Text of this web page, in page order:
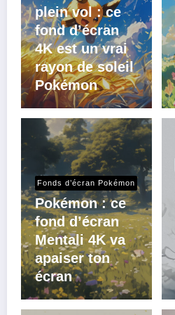
plein vol : ce
fond d’écran
4K est un vrai
rayon de soleil
Pokémon
Fonds d’écran Pokémon
Pokémon : ce
fond d’écran
Mentali 4K va
apaiser ton
écran